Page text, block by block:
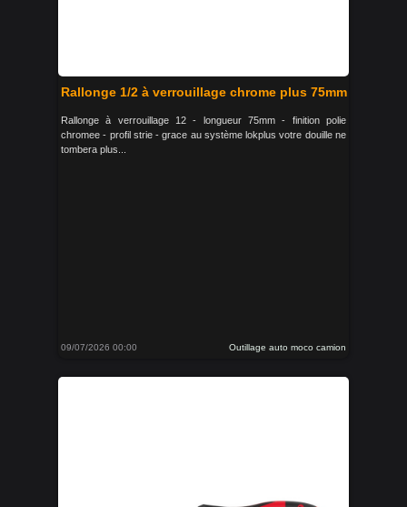
Rallonge 1/2 à verrouillage chrome plus 75mm
Rallonge à verrouillage 12 - longueur 75mm - finition polie
chromee - profil strie - grace au système lokplus votre douille ne
tombera plus...
09/07/2026 00:00 Outillage auto moco camion